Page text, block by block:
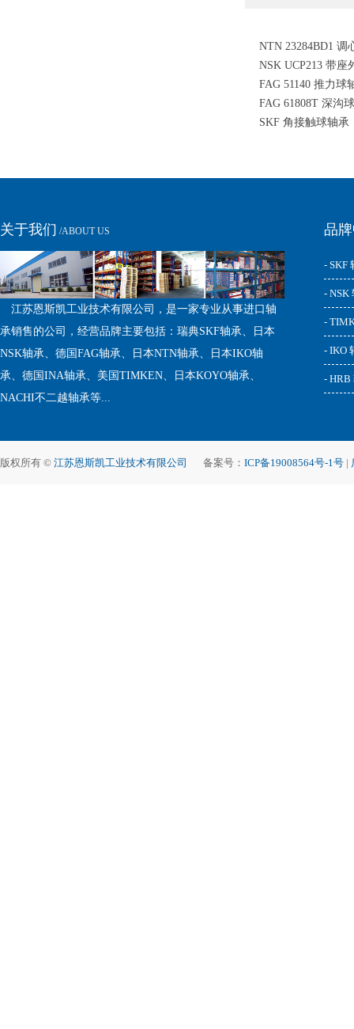
NTN 23284BD1 调
NSK UCP213 带座
FAG 51140 推力球
FAG 61808T 深沟
SKF 角接触球轴承
关于我们 /ABOUT US
江苏恩斯凯工业技术有限公司，是一家专业从事进口轴
承销售的公司，经营品牌主要包括：瑞典SKF轴承、日本
NSK轴承、德国FAG轴承、日本NTN轴承、日本IKO轴
承、德国INA轴承、美国TIMKEN、日本KOYO轴承、
NACHI不二越轴承等...
品
- SKF
- NSK
-
- IKO
- HRB
版权所有 © 江苏恩斯凯工业技术有限公司 备案号： ICP备19008564号-1号 |